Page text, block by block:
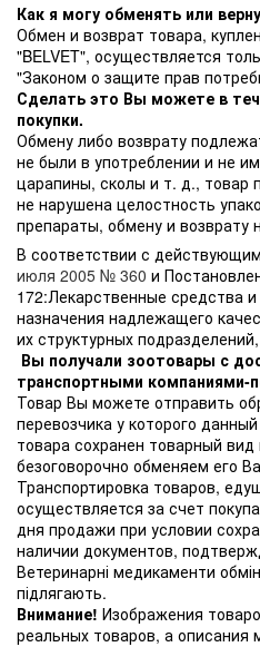
Как я могу обменять или
Обмен и возврат товара,
"BELVET", осуществляется
"Законом о защите прав
Сделать это Вы можете в
покупки.
Обмену либо возврату
не были в употреблении и не
царапины, сколы и т. д., товар
не нарушена целостность
препараты, обмену и возврату
В соответствии с
июля 2005 № 360 и
172:Лекарственные средства
назначения надлежащего
их структурных
Вы получали зоотовары с
транспортными компаниями-
Товар Вы можете отправить
перевозчика у которого
товара сохранен товарный
безоговорочно обменяем его
Транспортировка товаров,
осуществляется за счет
дня продажи при условии
наличии документов,
Ветеринарні медикаменти
підлягають.
Внимание! Изображения
реальных товаров, а описания